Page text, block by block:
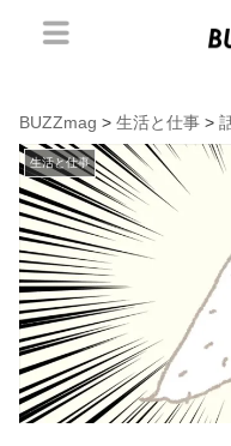
BUZZmag > 生活と仕事 >
生活と仕事